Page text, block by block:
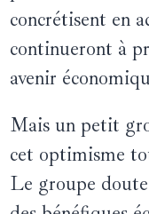
concrétisent en
continueront à
avenir
Mais un petit
cet optimisme
Le groupe